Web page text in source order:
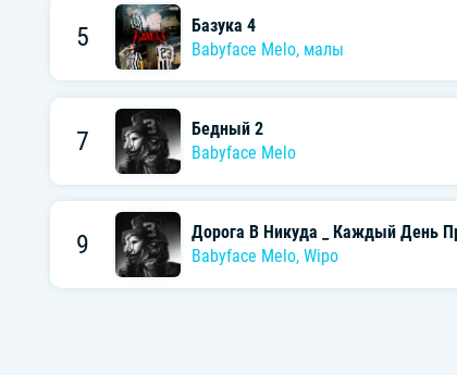
5
Базука 4
Babyface Melo, малы
7
Бедный 2
Babyface Melo
9
Дорога В Никуда _ Каждый День
Babyface Melo, Wipo